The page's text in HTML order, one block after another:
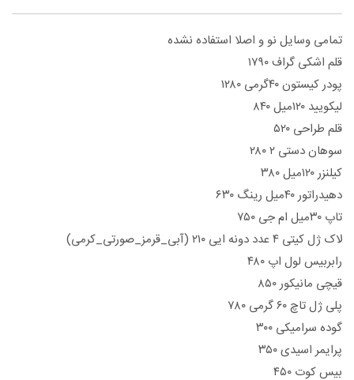
تمامی وسایل نو و اصلا استفاده نشده
قلم اشکی گراف ۱۷۹۰
پودر کیستون ۴۰گرمی ۱۲۸۰
لیکویید ۱۲۰میل ۸۴۰
قلم طراحی ۵۲۰
سوهان دستی ۲ ۲۸۰
کیلنزر ۱۲۰‌میل ۳۸۰
دهیدراتور ۴۰میل رینگ ۶۳۰
تاپ ۳۰میل ام جی ۷۵۰
لاک ژل کیتی ۴ عدد دونه ایی ۲۱۰ (آبی_قرمز_صورتی_کرمی)
رابربیس لول اپ ۴۸۰
قیچی مانیکور ۸۵۰
پلی ژل تاچ ۶۰ گرمی ۷۸۰
گوده سرامیکی ۳۰۰
پرایمر اسیدی ۳۵۰
بیس کوت ۴۵۰